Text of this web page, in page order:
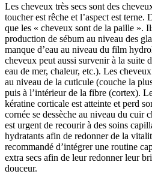
Les cheveux très secs sont des
toucher est rêche et l’aspect est terne.
que les « cheveux sont de la paille ».
production de sébum au niveau des
manque d’eau au niveau du film
cheveux peut aussi survenir à la suite
eau de mer, chaleur, etc.). Les
au niveau de la cuticule (couche la
puis à l’intérieur de la fibre (cortex).
kératine corticale est atteinte et perd
cornée se dessèche au niveau du cuir
est urgent de recourir à des soins
hydratants afin de redonner de la
recommandé d’intégrer une routine
extra secs afin de leur redonner leur
douceur.